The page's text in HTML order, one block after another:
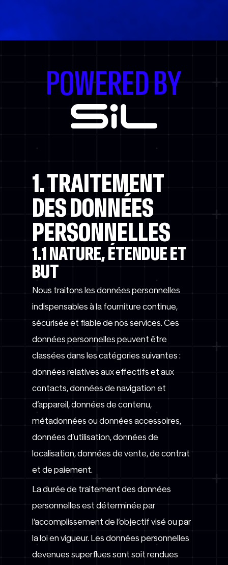
POWERED BY
1. TRAITEMENT
DES DONNÉES
PERSONNELLES
1.1 NATURE, ÉTENDUE ET
BUT
Nous traitons les données personnelles
indispensables à la fourniture continue,
sécurisée et fiable de nos services. Ces
données personnelles peuvent être
classées dans les catégories suivantes :
données relatives aux effectifs et aux
contacts, données de navigation et
d’appareil, données de contenu,
métadonnées ou données accessoires,
données d’utilisation, données de
localisation, données de vente, de contrat
et de paiement.
La durée de traitement des données
personnelles est déterminée par
l’accomplissement de l’objectif visé ou par
la loi en vigueur. Les données personnelles
devenues superflues sont soit rendues